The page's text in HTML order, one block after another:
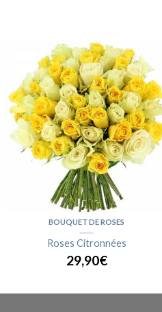
BOUQUET DE ROSES
Roses Citronnées
29,90€